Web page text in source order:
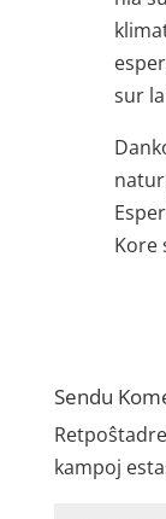
sur
Kore
Sendu
kampoj